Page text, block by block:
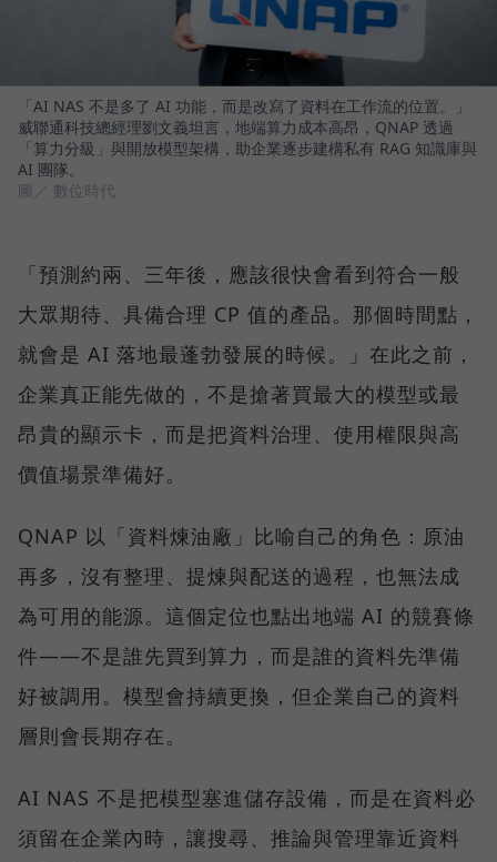
「AI NAS 不是多了 AI 功能，而是改寫了資料在工作流的位置。」
威聯通科技總經理劉文義坦言，地端算力成本高昂，QNAP 透過
「算力分級」與開放模型架構，助企業逐步建構私有 RAG 知識庫與
AI 團隊。
圖／ 數位時代
「預測約兩、三年後，應該很快會看到符合一般
大眾期待、具備合理 CP 值的產品。那個時間點，
就會是 AI 落地最蓬勃發展的時候。」在此之前，
企業真正能先做的，不是搶著買最大的模型或最
昂貴的顯示卡，而是把資料治理、使用權限與高
價值場景準備好。
QNAP 以「資料煉油廠」比喻自己的角色：原油
再多，沒有整理、提煉與配送的過程，也無法成
為可用的能源。這個定位也點出地端 AI 的競賽條
件——不是誰先買到算力，而是誰的資料先準備
好被調用。模型會持續更換，但企業自己的資料
層則會長期存在。
AI NAS 不是把模型塞進儲存設備，而是在資料必
須留在企業內時，讓搜尋、推論與管理靠近資料